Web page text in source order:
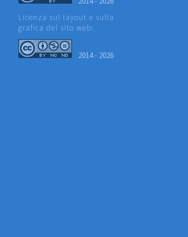
Licenza sul layout e sulla
grafica del sito web:
2014 - 2026